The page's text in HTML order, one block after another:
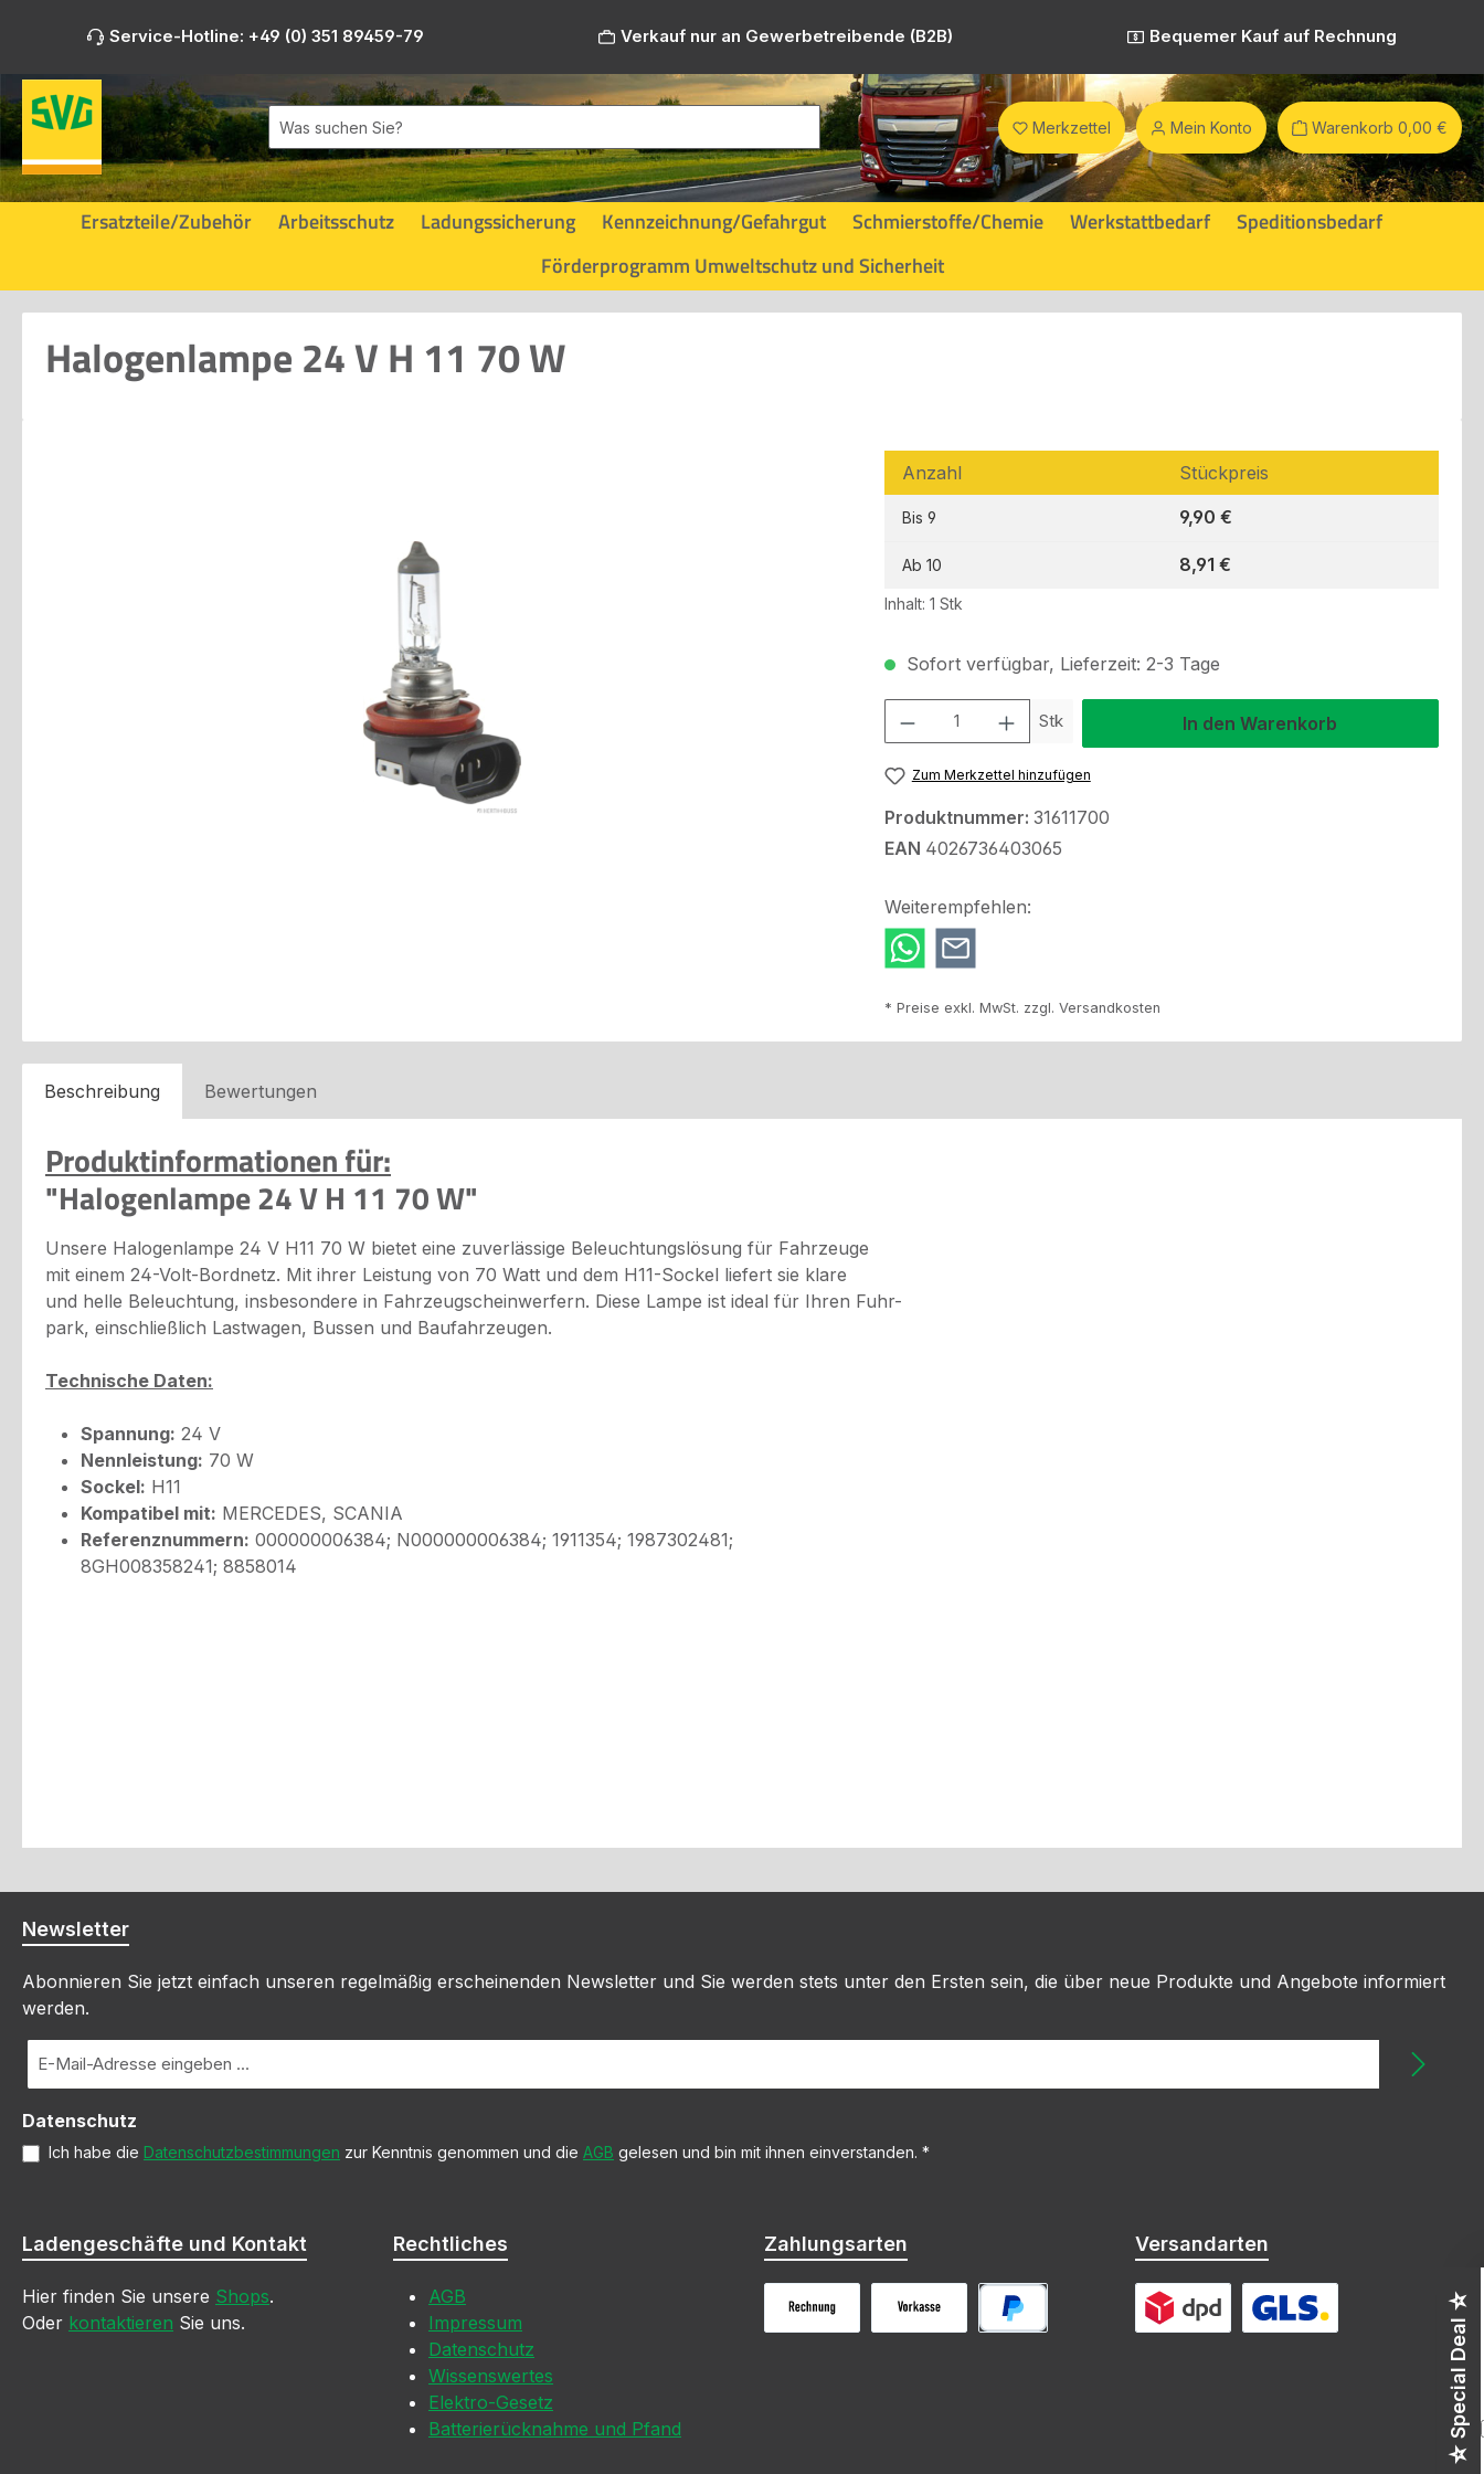
Hauptinhalt springen
Zur Suche springen
Zur Hauptnavigation springen
Service-Hotline: +49 (0) 351 89459-79 Verkauf nur an Gewerbetreibende (B2B) Bequemer Kauf auf Rechnung
Merkzettel Mein Konto Warenkorb 0,00 €
Ersatzteile/Zubehör Arbeitsschutz Ladungssicherung Kennzeichnung/Gefahrgut Schmierstoffe/Chemie Werkstattbedarf
Speditionsbedarf
Förderprogramm Umweltschutz und Sicherheit
Halogenlampe 24 V H 11 70 W
Anzahl
Stückpreis
Bis 9 9,90 €
Ab 10 8,91 €
Inhalt: 1 Stk
Sofort verfügbar, Lieferzeit: 2-3 Tage
Stk In den Warenkorb
Zum Merkzettel hinzufügen
Produktnummer: 31611700
EAN 4026736403065
Weiterempfehlen:
* Preise exkl. MwSt. zzgl. Versandkosten
Beschreibung Bewertungen
Produktinformationen für:
"Halogenlampe 24 V H 11 70 W"
Unsere Halogenlampe 24 V H11 70 W bietet eine zuverlässige Beleuchtungslösung für Fahrzeuge
mit einem 24-Volt-Bordnetz. Mit ihrer Leistung von 70 Watt und dem H11-Sockel liefert sie klare
und helle Beleuchtung, insbesondere in Fahrzeugscheinwerfern. Diese Lampe ist ideal für Ihren Fuhr-
park, einschließlich Lastwagen, Bussen und Baufahrzeugen.
Technische Daten:
Spannung: 24 V
Nennleistung: 70 W
Sockel: H11
Kompatibel mit: MERCEDES, SCANIA
Referenznummern: 000000006384; N000000006384; 1911354; 1987302481;
8GH008358241; 8858014
Newsletter
Abonnieren Sie jetzt einfach unseren regelmäßig erscheinenden Newsletter und Sie werden stets unter den Ersten sein, die über neue Produkte und Angebote informiert
werden.
Mail-
*
Datenschutz
Ich habe die Datenschutzbestimmungen zur Kenntnis genommen und die AGB gelesen und bin mit ihnen einverstanden. *
Ladengeschäfte und Kontakt
Hier finden Sie unsere Shops.
Oder kontaktieren Sie uns.
Rechtliches
AGB
Impressum
Datenschutz
Wissenswertes
Elektro-Gesetz
Batterierücknahme und Pfand
Zahlungsarten Versandarten
☆ Special Deal ☆